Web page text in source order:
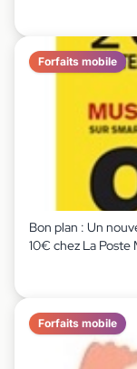
Forfaits mobile
Bon plan : Un
10€ chez La Poste
Forfaits mobile